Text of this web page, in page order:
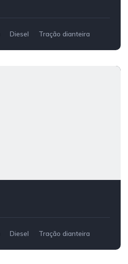
Diesel Tração dianteira
Diesel Tração dianteira